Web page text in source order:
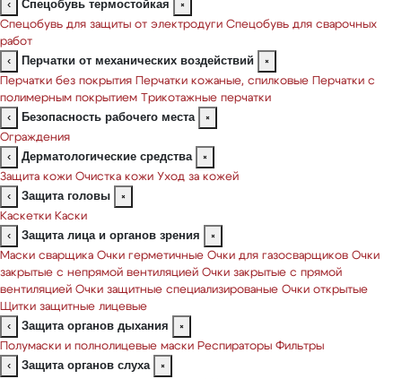
‹ Спецобувь термостойкая
×
Спецобувь для защиты от электродуги Спецобувь для сварочных
работ
‹
Перчатки от механических воздействий
×
Перчатки без покрытия
Перчатки кожаные, спилковые
Перчатки с
полимерным покрытием
Трикотажные перчатки
‹
Безопасность рабочего места
×
Ограждения
‹
Дерматологические средства
×
Защита кожи Очистка кожи Уход за кожей
‹
Защита головы
×
Каскетки Каски
‹
Защита лица и органов зрения
×
Маски сварщика Очки герметичные Очки для газосварщиков Очки
закрытые с непрямой вентиляцией Очки закрытые с прямой
вентиляцией Очки защитные специализированые Очки открытые
Щитки защитные лицевые
‹
Защита органов дыхания
×
Полумаски и полнолицевые маски Респираторы Фильтры
‹
Защита органов слуха
×